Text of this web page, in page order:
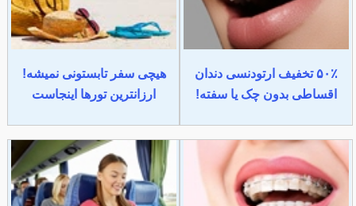
۵۰٪ تخفیف ارتودنسی دندان
اقساطی بدون چک یا سفته!
هیچی سفر تابستونی نمیشه!
ارزانترین تورها اینجاست